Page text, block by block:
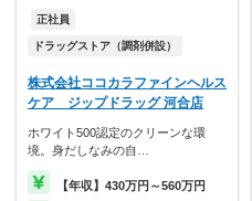
正社員
ドラッグストア（調剤併設）
株式会社ココカラファインヘルス
ケア ジップドラッグ 河合店
ホワイト500認定のクリーンな環
境。身だしなみの自…
【年収】430万円～560万円